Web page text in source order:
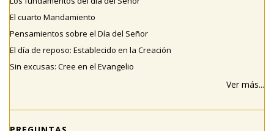
El cuarto Mandamiento
Pensamientos sobre el Día del Señor
El día de reposo: Establecido en la Creación
Sin excusas: Cree en el Evangelio
Ver más...